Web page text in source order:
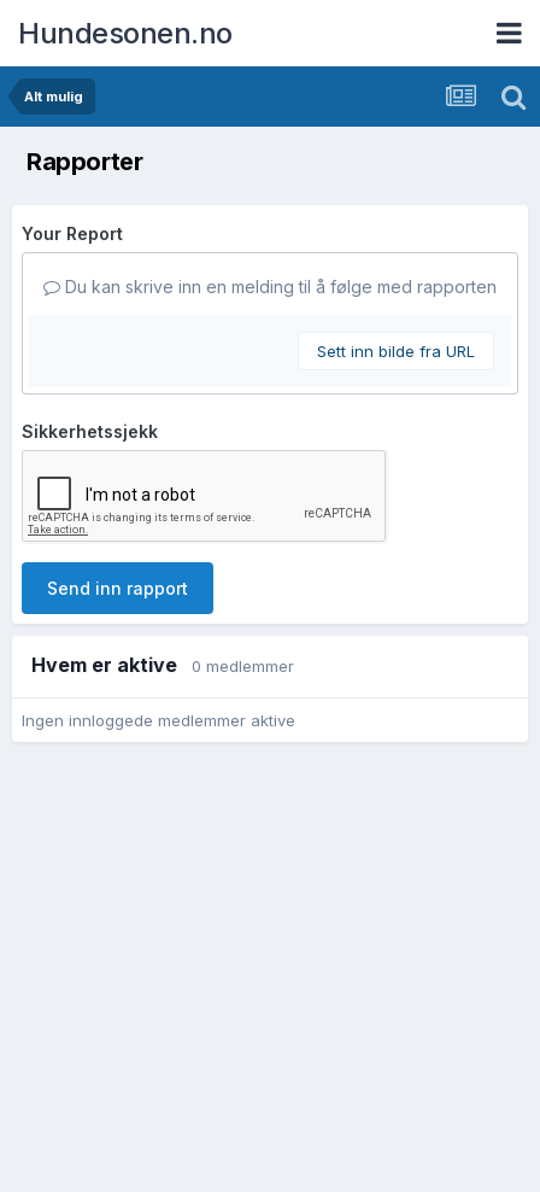
Hundesonen.no
Alt mulig
Rapporter
Your Report
Du kan skrive inn en melding til å følge med rapporten
Sett inn bilde fra URL
Sikkerhetssjekk
Send inn rapport
Hvem er aktive 0 medlemmer
Ingen innloggede medlemmer aktive